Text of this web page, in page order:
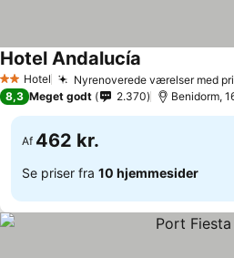
2 Stjerner
Hotel Nyrenoverede værelser med
Hotel Andalucía
8,3 Meget godt 2.370 Benidorm,
Af 462 kr.
Se priser fra 10 hjemmesider